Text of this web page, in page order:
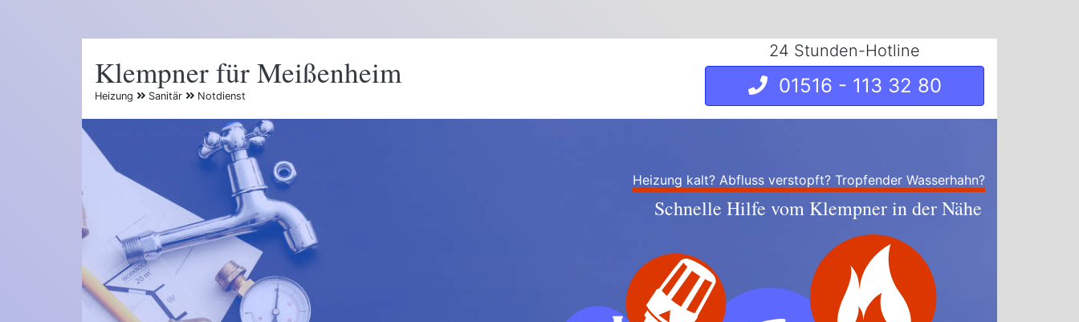
Klempner für Meißenheim
Heizung Sanitär Notdienst
24 Stunden-Hotline
01516 - 113 32 80
Heizung kalt? Abfluss verstopft? Tropfender Wasserhahn?
Schnelle Hilfe vom Klempner in der Nähe